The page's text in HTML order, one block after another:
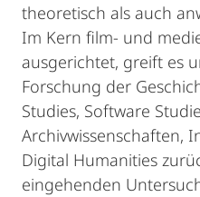
theoretisch als auch
Im Kern film- und
ausgerichtet, greift es
Forschung der
Studies, Software
Archivwissenschaften,
Digital Humanities
eingehenden